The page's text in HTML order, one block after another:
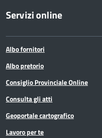
Servizi online
Albo fornitori
Albo pretorio
Consiglio Provinciale Online
Consulta gli atti
Geoportale cartografico
Lavoro per te